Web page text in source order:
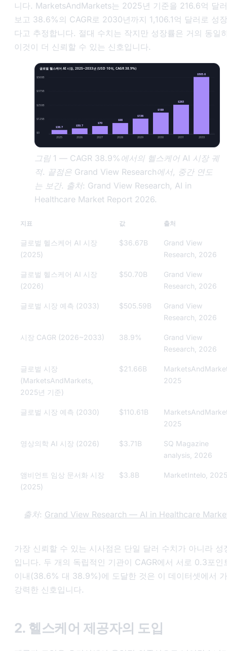
니다. MarketsAndMarkets는 2025년 기준을 216.6억 달
보고 38.6%의 CAGR로 2030년까지 1,106.1억 달러로 성
다고 추정합니다. 절대 수치는 작지만 성장률은 거의 동일
이것이 더 신뢰할 수 있는 신호입니다.
글로벌 헬스케어 AI 시장, 2025~2033년 (USD 10억, CAGR 38.9%)
$500B
$375B
$250B
$125B
$0
$36.7 $50.7
$70
$98
$136
$189
$263
$505.6
2025 2026 2027 2028 2029 2030 2031 2033
그림 1 — CAGR 38.9%에서의 헬스케어 AI 시장 궤
적. 끝점은 Grand View Research에서, 중간 연도
는 보간. 출처: Grand View Research, AI in
Healthcare Market Report 2026.
지표 값 출처
글로벌 헬스케어 AI 시장
(2025)
$36.67B
Grand View
Research, 2026
글로벌 헬스케어 AI 시장
(2026)
$50.70B
Grand View
Research, 2026
글로벌 시장 예측 (2033) $505.59B
Grand View
Research, 2026
시장 CAGR (2026~2033) 38.9%
Grand View
Research, 2026
글로벌 시장
(MarketsAndMarkets,
2025년 기준)
$21.66B
2025
글로벌 시장 예측 (2030) $110.61B
2025
영상의학 AI 시장 (2026) $3.71B
SQ Magazine
analysis, 2026
앰비언트 임상 문서화 시장
(2025)
$3.8B MarketIntelo, 2025
출처: Grand View Research — AI in Healthcare
가장 신뢰할 수 있는 시사점은 단일 달러 수치가 아니라 성
입니다. 두 개의 독립적인 기관이 CAGR에서 서로 0.3포인
이내(38.6% 대 38.9%)에 도달한 것은 이 데이터셋에서
강력한 신호입니다.
2. 헬스케어 제공자의 도입